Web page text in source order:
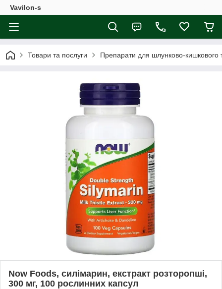
Vavilon-s
Товари та послуги Препарати для шлунково-кишкового
Now Foods, силімарин, екстракт розторопші,
300 мг, 100 рослинних капсул